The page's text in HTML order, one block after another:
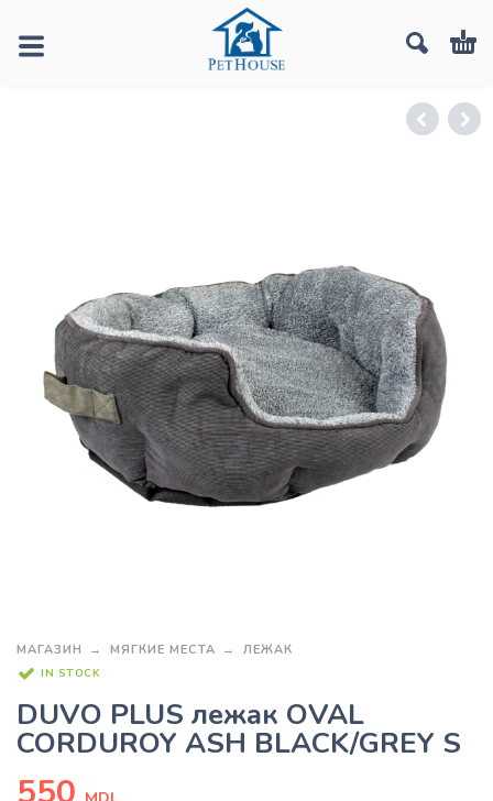
МАГАЗИН МЯГКИЕ МЕСТА ЛЕЖАК
IN STOCK
DUVO PLUS лежак OVAL
CORDUROY ASH BLACK/GREY S